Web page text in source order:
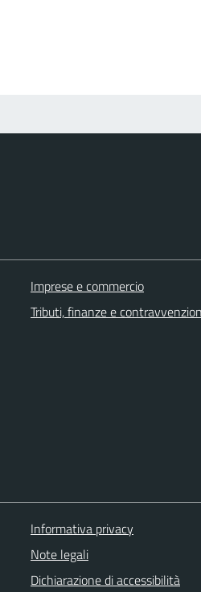
Imprese e commercio
Tributi, finanze e
Informativa privacy
Note legali
Dichiarazione di accessibilità